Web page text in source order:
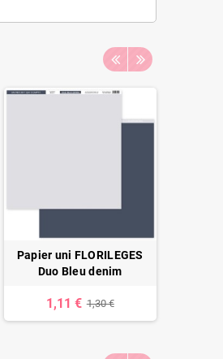
Papier uni FLORILEGES
Duo Bleu denim
1,11 € 1,30 €